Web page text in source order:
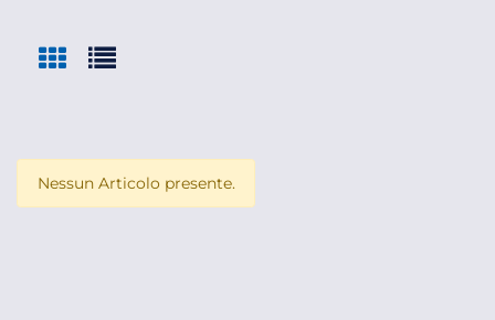
Nessun Articolo presente.